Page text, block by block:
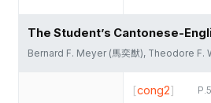
The Student’s Cantonese-
Bernard F. Meyer (馬奕猷), Theodore F.
[cong2]